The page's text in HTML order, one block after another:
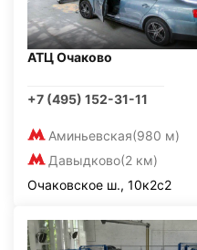
АТЦ Очаково
+7 (495) 152-31-11
Аминьевская(980 м)
Давыдково(2 км)
Очаковское ш., 10к2с2